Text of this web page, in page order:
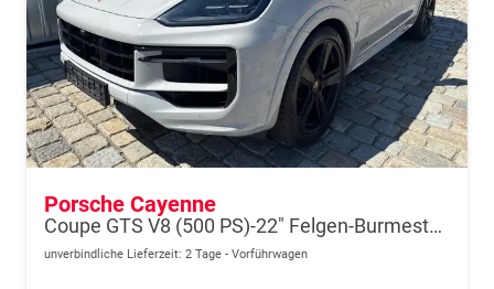
Porsche Cayenne
Coupe GTS V8 (500 PS)-22" Felgen-Burmester Sound-Hinterachslenkung-Anhängerkupplung-Beifahrerdisplay-Head Up Display-Sofort
unverbindliche Lieferzeit: 2 Tage Vorführwagen